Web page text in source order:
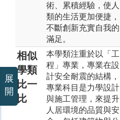
術、累積經驗，使人
類的生活更加便捷，
不斷創新充實自我的
滿足。
相似
學類
比一
比
本學類注重於以「工
程」專業，專業在設
計安全耐震的結構，
專業科目是力學設計
與施工管理，來提升
人居環境的品質與安
展
開